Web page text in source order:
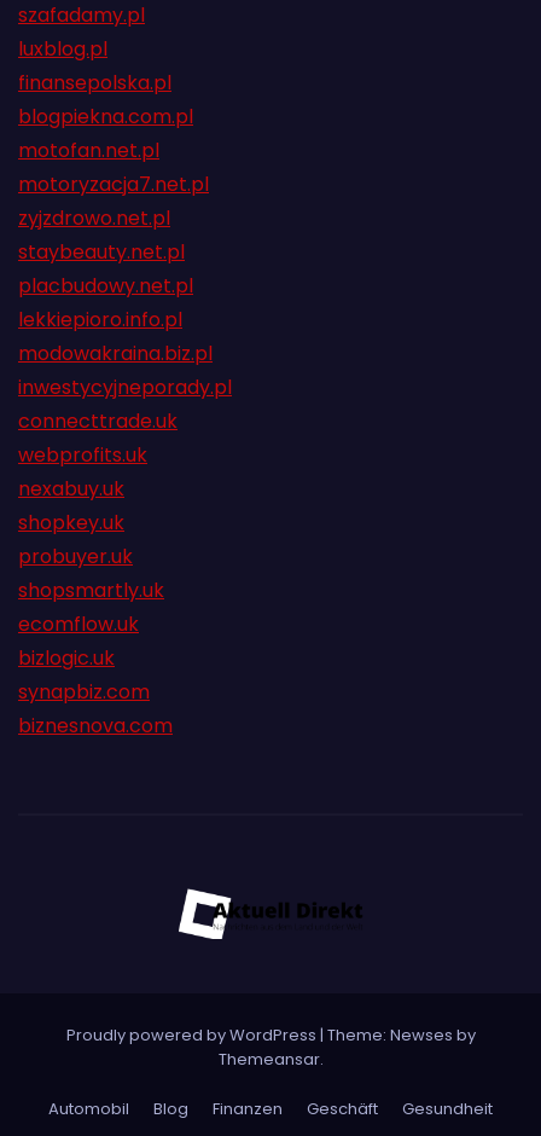
szafadamy.pl
luxblog.pl
finansepolska.pl
blogpiekna.com.pl
motofan.net.pl
motoryzacja7.net.pl
zyjzdrowo.net.pl
staybeauty.net.pl
placbudowy.net.pl
lekkiepioro.info.pl
modowakraina.biz.pl
inwestycyjneporady.pl
connecttrade.uk
webprofits.uk
nexabuy.uk
shopkey.uk
probuyer.uk
shopsmartly.uk
ecomflow.uk
bizlogic.uk
synapbiz.com
biznesnova.com
Proudly powered by WordPress | Theme: Newses by
Themeansar.
Automobil Blog Finanzen Geschäft Gesundheit